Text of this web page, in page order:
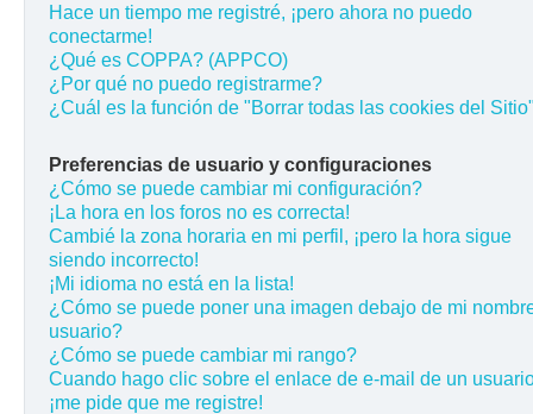
Hace un tiempo me registré, ¡pero ahora no puedo
conectarme!
¿Qué es COPPA? (APPCO)
¿Por qué no puedo registrarme?
¿Cuál es la función de "Borrar todas las cookies del
Preferencias de usuario y configuraciones
¿Cómo se puede cambiar mi configuración?
¡La hora en los foros no es correcta!
Cambié la zona horaria en mi perfil, ¡pero la hora sigue
siendo incorrecto!
¡Mi idioma no está en la lista!
¿Cómo se puede poner una imagen debajo de mi
usuario?
¿Cómo se puede cambiar mi rango?
Cuando hago clic sobre el enlace de e-mail de un
¡me pide que me registre!